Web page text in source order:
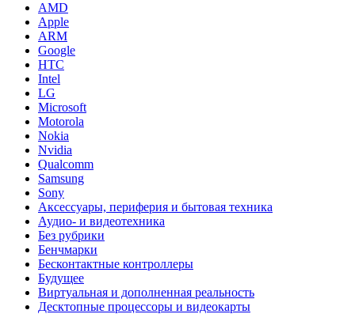
AMD
Apple
ARM
Google
HTC
Intel
LG
Microsoft
Motorola
Nokia
Nvidia
Qualcomm
Samsung
Sony
Аксессуары, периферия и бытовая техника
Аудио- и видеотехника
Без рубрики
Бенчмарки
Бесконтактные контроллеры
Будущее
Виртуальная и дополненная реальность
Десктопные процессоры и видеокарты